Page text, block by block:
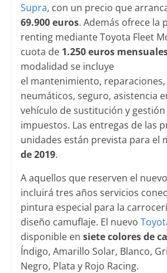
Supra, con un precio que
69.900 euros. Además ofrece la
renting mediante Toyota Fleet
cuota de 1.250 euros
modalidad se incluye
el mantenimiento,
neumáticos, seguro, asistencia
vehículo de sustitución y
impuestos. Las entregas de las
unidades están prevista para el
de 2019.
A aquellos que reserven el
incluirá tres años servicios
pintura especial para la
diseño camuflaje. El nuevo
disponible en siete colores de
Índigo, Amarillo Solar, Blanco,
Negro, Plata y Rojo Racing.